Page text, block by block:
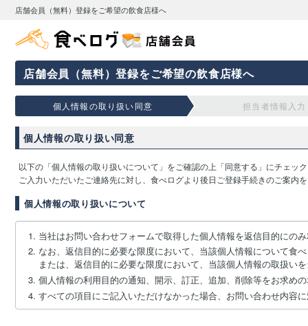
店舗会員（無料）登録をご希望の飲食店様へ
店舗会員（無料）登録をご希望の飲食店様へ
個人情報の取り扱い同意 担当者情報入力
個人情報の取り扱い同意
以下の「個人情報の取り扱いについて」をご確認の上「同意する」にチェッ
ご入力いただいたご連絡先に対し、食べログより後日ご登録手続きのご案内
個人情報の取り扱いについて
当社はお問い合わせフォームで取得した個人情報を返信目的にの
なお、返信目的に必要な限度において、当該個人情報について食
または、返信目的に必要な限度において、当該個人情報の取扱い
個人情報の利用目的の通知、開示、訂正、追加、削除等をお求め
すべての項目にご記入いただけなかった場合、お問い合わせ内容